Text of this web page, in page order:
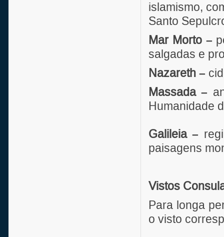
islamismo,
Santo
Mar Morto –
salgadas e
Nazareth –
Massada –
Humanidade
Galileia –
paisagens
Vistos
Para longa
o visto